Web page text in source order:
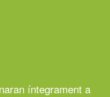
íntegrament a